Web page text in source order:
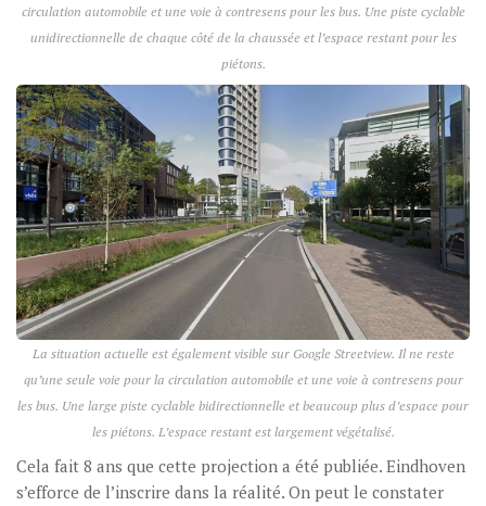
circulation automobile et une voie à contresens pour les bus. Une piste cyclable
unidirectionnelle de chaque côté de la chaussée et l’espace restant pour les
piétons.
La situation actuelle est également visible sur Google Streetview. Il ne reste
qu’une seule voie pour la circulation automobile et une voie à contresens pour
les bus. Une large piste cyclable bidirectionnelle et beaucoup plus d’espace pour
les piétons. L’espace restant est largement végétalisé.
Cela fait 8 ans que cette projection a été publiée. Eindhoven
s’efforce de l’inscrire dans la réalité. On peut le constater